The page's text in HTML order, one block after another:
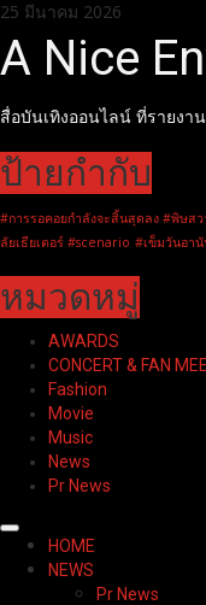
Skip
to
content
25 มีนาคม 2026
A Nice
สื่อบันเทิงออนไลน์ ที่รายงา
ป้ายกำกับ
#การรอคอยกำลังจะสิ้นสุดลง #พิษส
ลัยเธียเตอร์ #scenario #เข็มวันอา
หมวดหมู่
AWARDS
CONCERT & FAN
Fashion
Movie
Music
News
Pr News
Primary
Menu
HOME
NEWS
Pr News